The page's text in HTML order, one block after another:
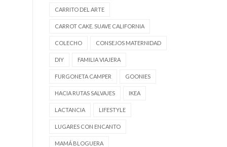
CARRITO DEL ARTE
CARROT CAKE. SUAVE CALIFORNIA
COLECHO CONSEJOS MATERNIDAD
DIY FAMILIA VIAJERA
FURGONETA CAMPER GOONIES
HACIA RUTAS SALVAJES IKEA
LACTANCIA LIFESTYLE
LUGARES CON ENCANTO
MAMÁ BLOGUERA